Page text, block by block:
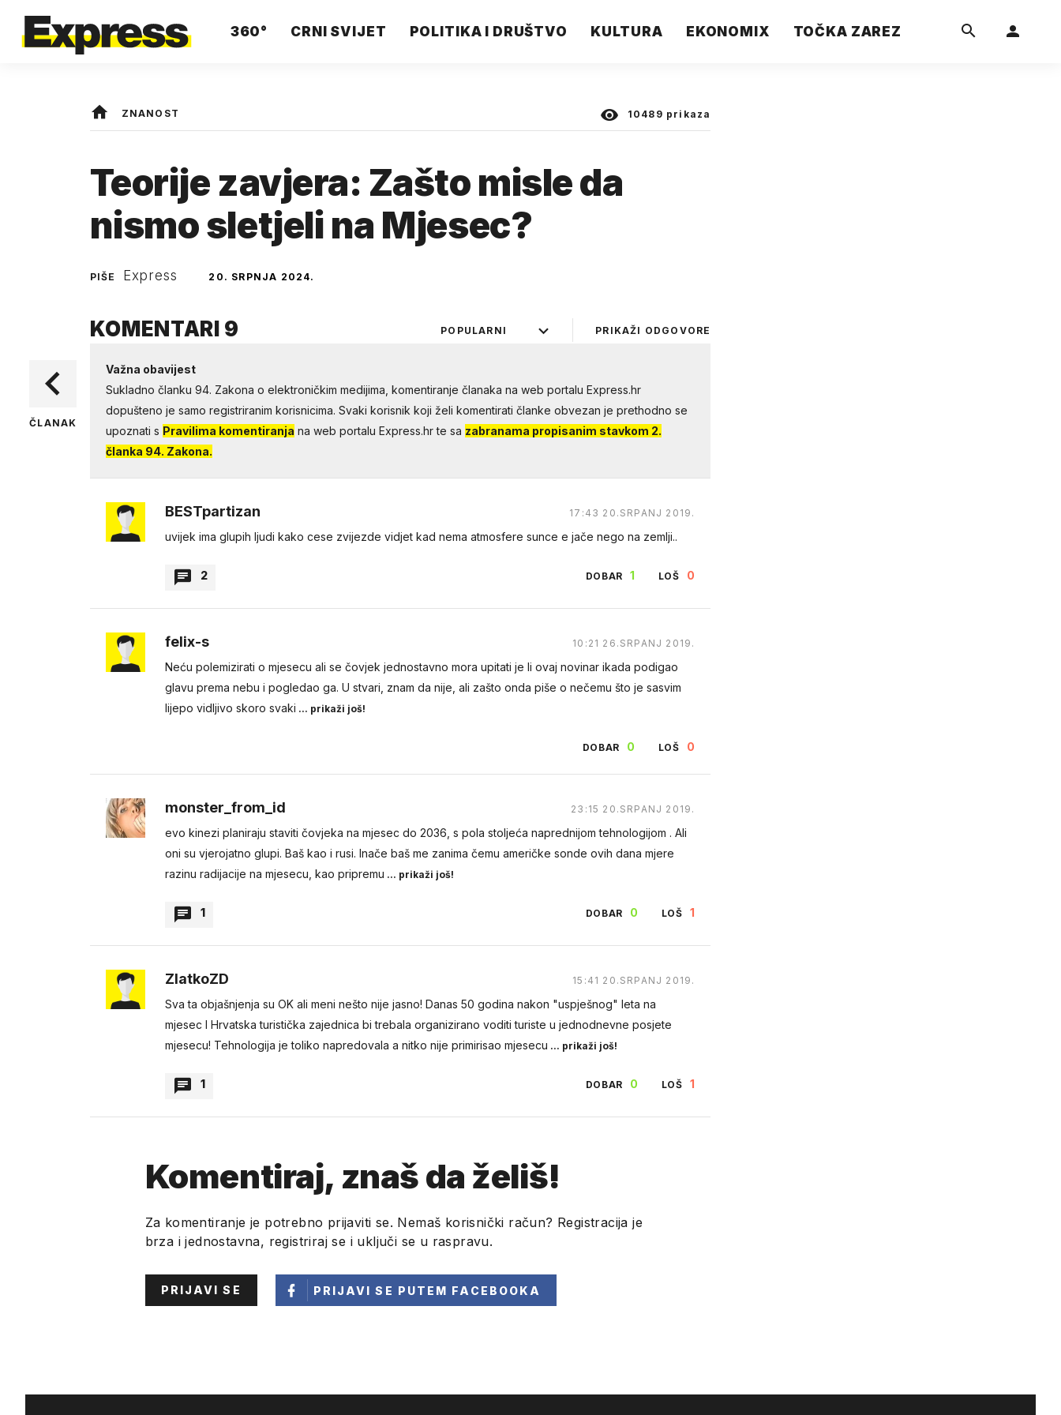
360° CRNI SVIJET POLITIKA I DRUŠTVO KULTURA EKONOMIX TOČKA ZAREZ
ZNANOST 10489 prikaza
Teorije zavjera: Zašto misle da
nismo sletjeli na Mjesec?
PIŠE Express 20. SRPNJA 2024.
ČLANAK
KOMENTARI 9 PRIKAŽI ODGOVORE
POPULARNI
Važna obavijest
Sukladno članku 94. Zakona o elektroničkim medijima, komentiranje članaka na web portalu Express.hr
dopušteno je samo registriranim korisnicima. Svaki korisnik koji želi komentirati članke obvezan je prethodno se
upoznati s Pravilima komentiranja na web portalu Express.hr te sa zabranama propisanim stavkom 2.
članka 94. Zakona.
BESTpartizan 17:43 20.SRPANJ 2019.
uvijek ima glupih ljudi kako cese zvijezde vidjet kad nema atmosfere sunce e jače nego na zemlji..
2 DOBAR 1 LOŠ 0
17:37 21.SRPANJ 2019.
Kad si u dubokom bunaru preko 10m pa iako je sunčan dan na nebu ćeš vidjeti zvijezde.
Pod uvjetom da ih baš ima taj čas iznad bunara.
sumnjam samo kad je mrak
DOBAR 0 LOŠ
felix-s 10:21 26.SRPANJ 2019.
Neću polemizirati o mjesecu ali se čovjek jednostavno mora upitati je li ovaj novinar ikada podigao
glavu prema nebu i pogledao ga. U stvari, znam da nije, ali zašto onda piše o nečemu što je sasvim
lijepo vidljivo skoro svaki ... prikaži još!
DOBAR 0 LOŠ 0
monster_from_id 23:15 20.SRPANJ 2019.
evo kinezi planiraju staviti čovjeka na mjesec do 2036, s pola stoljeća naprednijom tehnologijom . Ali
oni su vjerojatno glupi. Baš kao i rusi. Inače baš me zanima čemu američke sonde ovih dana mjere
razinu radijacije na mjesecu, kao pripremu ... prikaži još!
1 DOBAR 0 LOŠ 1
BESTpartizan 17:45 21.SRPANJ 2019.
idu ljudi na mjesec 2024
DOBAR
ZlatkoZD 15:41 20.SRPANJ 2019.
Sva ta objašnjenja su OK ali meni nešto nije jasno! Danas 50 godina nakon "uspješnog" leta na
mjesec I Hrvatska turistička zajednica bi trebala organizirano voditi turiste u jednodnevne posjete
mjesecu! Tehnologija je toliko napredovala a nitko nije primirisao mjesecu ... prikaži još!
1 DOBAR 0 LOŠ 1
Zato sto nema potrebe, svrha leta na mjesec je bila da se ostvare politicki ciljevi. Projekat
je preskup i preriskantan kako onda tako i danas. Sve sa slanjem ljudi u svemir je
visestruko skuplje nego slanje automatiziranih sondi.
Komentiraj, znaš da želiš!
Za komentiranje je potrebno prijaviti se. Nemaš korisnički račun? Registracija je
brza i jednostavna, registriraj se i uključi se u raspravu.
PRIJAVI SE PRIJAVI SE PUTEM FACEBOOKA